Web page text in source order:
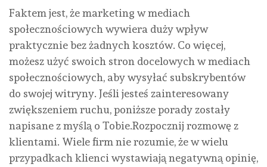
Faktem jest, że marketing w mediach
społecznościowych wywiera duży wpływ
praktycznie bez żadnych kosztów. Co więcej,
możesz użyć swoich stron docelowych w mediach
społecznościowych, aby wysyłać subskrybentów
do swojej witryny. Jeśli jesteś zainteresowany
zwiększeniem ruchu, poniższe porady zostały
napisane z myślą o Tobie.Rozpocznij rozmowę z
klientami. Wiele firm nie rozumie, że w wielu
przypadkach klienci wystawiają negatywną opinię,